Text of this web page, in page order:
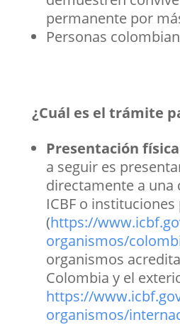
permanente por
Personas
¿Cuál es el trámite
Presentación
a seguir es
directamente a una
ICBF o
(https://
organismos/
organismos
Colombia y el
https://
organismos/